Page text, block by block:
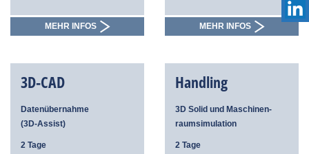
MEHR INFOS MEHR INFOS
3D-CAD
Datenübernahme
(3D-Assist)
2 Tage
Handling
3D Solid und Maschinen-
raumsimulation
2 Tage